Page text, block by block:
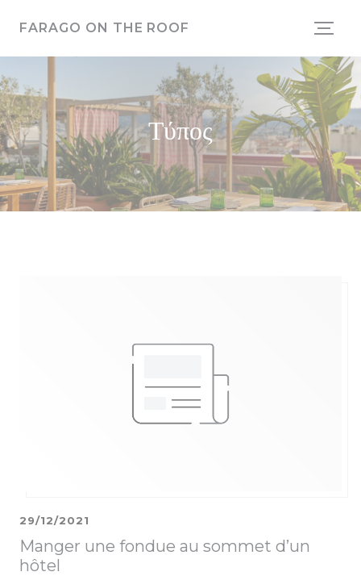
FARAGO ON THE ROOF
Τύπος
Manger une fondue au sommet d’un
hôtel
29/12/2021